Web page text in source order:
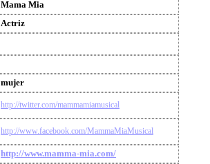
Mama Mia
Actriz
mujer
http://twitter.com/mammamiamusical
http://www.facebook.com/MammaMiaMusical
http://www.mamma-mia.com/